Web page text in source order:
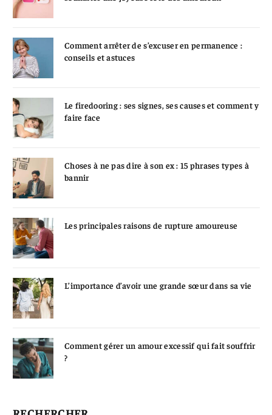
Comment arrêter de s’excuser en permanence :
conseils et astuces
Le firedooring : ses signes, ses causes et comment y
faire face
Choses à ne pas dire à son ex : 15 phrases types à
bannir
Les principales raisons de rupture amoureuse
L’importance d’avoir une grande sœur dans sa vie
Comment gérer un amour excessif qui fait souffrir
?